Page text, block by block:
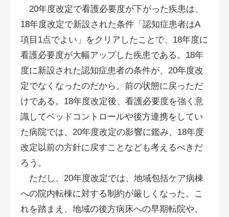
20年度改定で看護必要度が下がった疾患は、
18年度改定で新設された条件「認知症患者はA
項目1点でよい」をクリアしたことで、18年度に
看護必要度が大幅アップした疾患である。18年
度に新設された認知症患者の条件が、20年度改
定でなくなったのだから、前の状態に戻っただ
けである。18年度改定後、看護必要度を強く意
識してベッドコントロールや後方連携をしてい
た病院では、20年度改定の影響に鑑み、18年度
改定以前の方針に戻すことなども考えるべきだ
ろう。
ただし、20年度改定では、地域包括ケア病棟
への院内転棟に対する制約が厳しくなった。こ
れを踏まえ、地域の後方病床への早期転院や、